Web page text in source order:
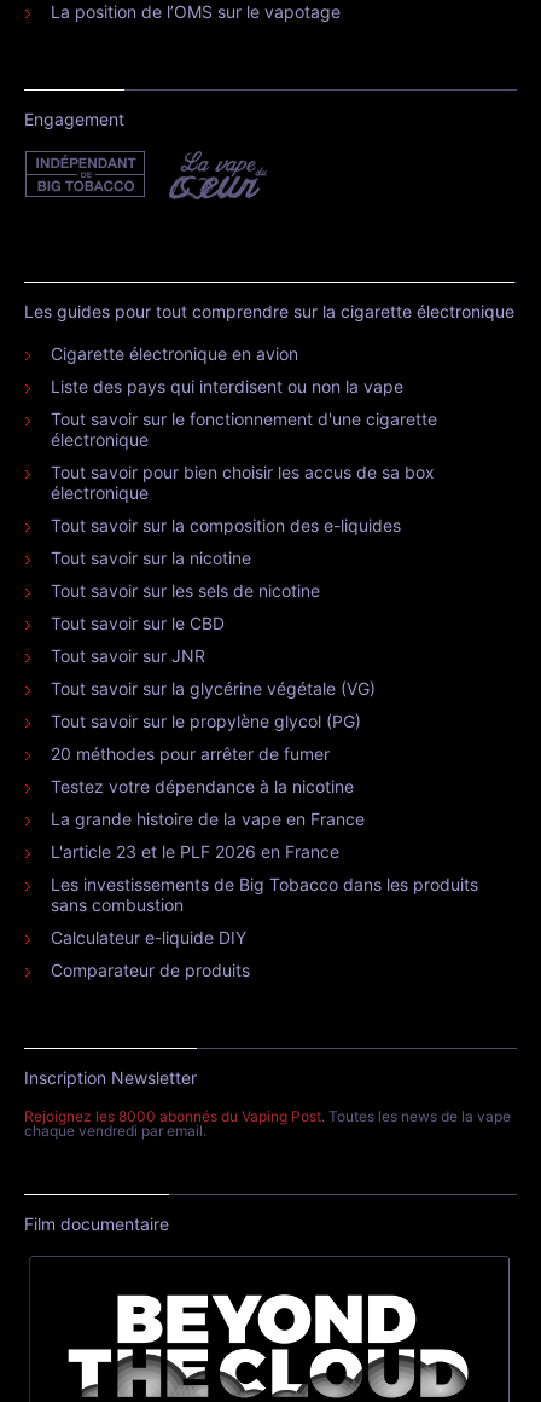
La position de l’OMS sur le vapotage
Engagement
Les guides pour tout comprendre sur la cigarette électronique
Cigarette électronique en avion
Liste des pays qui interdisent ou non la vape
Tout savoir sur le fonctionnement d'une cigarette
électronique
Tout savoir pour bien choisir les accus de sa box
électronique
Tout savoir sur la composition des e-liquides
Tout savoir sur la nicotine
Tout savoir sur les sels de nicotine
Tout savoir sur le CBD
Tout savoir sur JNR
Tout savoir sur la glycérine végétale (VG)
Tout savoir sur le propylène glycol (PG)
20 méthodes pour arrêter de fumer
Testez votre dépendance à la nicotine
La grande histoire de la vape en France
L'article 23 et le PLF 2026 en France
Les investissements de Big Tobacco dans les produits
sans combustion
Calculateur e-liquide DIY
Comparateur de produits
Inscription Newsletter
Rejoignez les 8000 abonnés du Vaping Post. Toutes les news de la vape
chaque vendredi par email.
Film documentaire